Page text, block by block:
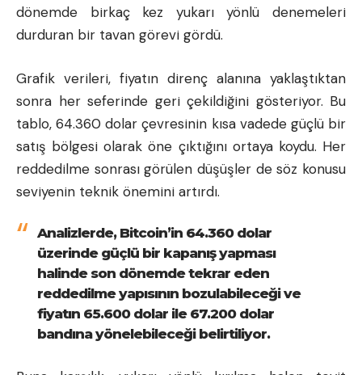
dönemde birkaç kez yukarı yönlü denemeleri
durduran bir tavan görevi gördü.
Grafik verileri, fiyatın direnç alanına yaklaştıktan
sonra her seferinde geri çekildiğini gösteriyor. Bu
tablo, 64.360 dolar çevresinin kısa vadede güçlü bir
satış bölgesi olarak öne çıktığını ortaya koydu. Her
reddedilme sonrası görülen düşüşler de söz konusu
seviyenin teknik önemini artırdı.
Analizlerde, Bitcoin’in 64.360 dolar
üzerinde güçlü bir kapanış yapması
halinde son dönemde tekrar eden
reddedilme yapısının bozulabileceği ve
fiyatın 65.600 dolar ile 67.200 dolar
bandına yönelebileceği belirtiliyor.